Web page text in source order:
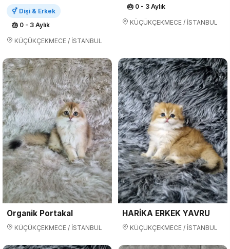
⚥ Dişi & Erkek
🎂 0 - 3 Aylık
KÜÇÜKÇEKMECE / İSTANBUL
🎂 0 - 3 Aylık
KÜÇÜKÇEKMECE / İSTANBUL
Organik Portakal
KÜÇÜKÇEKMECE / İSTANBUL
HARİKA ERKEK YAVRU
KÜÇÜKÇEKMECE / İSTANBUL